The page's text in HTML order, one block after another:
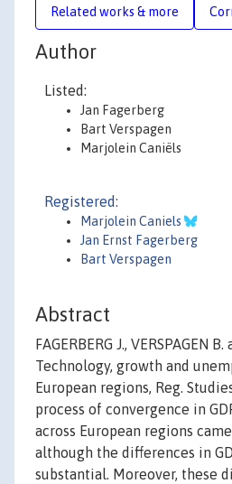
Related works & more
Author
Listed:
Jan Fagerberg
Bart Verspagen
Marjolein Caniëls
Registered:
Marjolein Caniels
Jan Ernst Fagerberg
Bart Verspagen
Abstract
FAGERBERG J., VERSPAGEN
Technology, growth and
European regions, Reg.
process of convergence in
across European regions
although the differences in
substantial. Moreover, these